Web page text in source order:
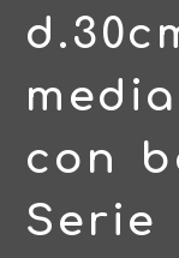
con
Serie